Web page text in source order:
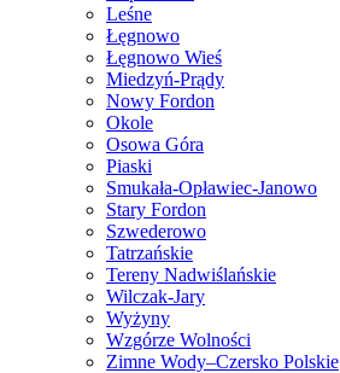
Leśne
Łęgnowo
Łęgnowo Wieś
Miedzyń-Prądy
Nowy Fordon
Okole
Osowa Góra
Piaski
Smukała-Opławiec-Janowo
Stary Fordon
Szwederowo
Tatrzańskie
Tereny Nadwiślańskie
Wilczak-Jary
Wyżyny
Wzgórze Wolności
Zimne Wody–Czersko Polskie